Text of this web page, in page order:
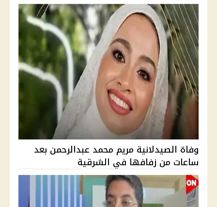
وفاة الصيدلانية مريم محمد عبدالرحمن بعد
ساعات من زفافها في الشرقية